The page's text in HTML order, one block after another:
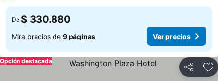
De $ 330.880
Mira precios de 9 páginas Ver precios
Compartir
Opción destacada